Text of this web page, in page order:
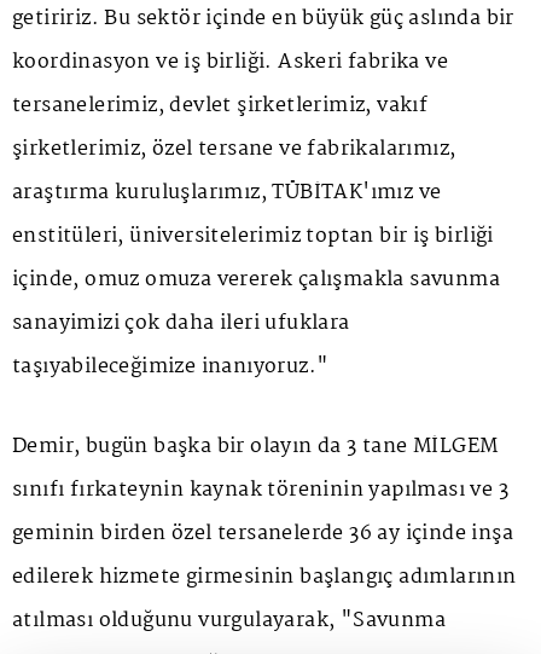
getiririz. Bu sektör içinde en büyük güç aslında bir
koordinasyon ve iş birliği. Askeri fabrika ve
tersanelerimiz, devlet şirketlerimiz, vakıf
şirketlerimiz, özel tersane ve fabrikalarımız,
araştırma kuruluşlarımız, TÜBİTAK'ımız ve
enstitüleri, üniversitelerimiz toptan bir iş birliği
içinde, omuz omuza vererek çalışmakla savunma
sanayimizi çok daha ileri ufuklara
taşıyabileceğimize inanıyoruz."
Demir, bugün başka bir olayın da 3 tane MİLGEM
sınıfı fırkateynin kaynak töreninin yapılması ve 3
geminin birden özel tersanelerde 36 ay içinde inşa
edilerek hizmete girmesinin başlangıç adımlarının
atılması olduğunu vurgulayarak, "Savunma